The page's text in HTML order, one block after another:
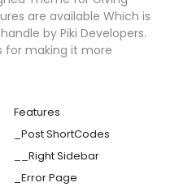
are available Which is
by Piki Developers.
for making it more
Features
_Post ShortCodes
__Right Sidebar
_Error Page